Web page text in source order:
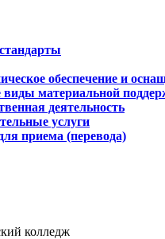
обеспечение и
материальной
деятельность
услуги
приема (перевода)
колледж